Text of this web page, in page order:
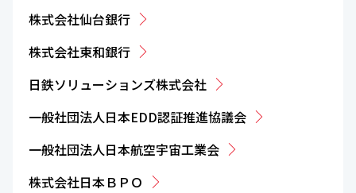
株式会社仙台銀行
株式会社東和銀行
日鉄ソリューションズ株式会社
一般社団法人日本EDD認証推進協議会
一般社団法人日本航空宇宙工業会
株式会社日本ＢＰＯ